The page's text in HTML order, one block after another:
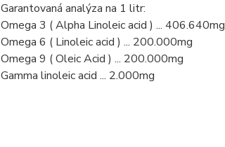
Garantovaná analýza na 1 litr:
Omega 3 ( Alpha Linoleic acid ) ... 406.640mg
Omega 6 ( Linoleic acid ) ... 200.000mg
Omega 9 ( Oleic Acid ) ... 200.000mg
Gamma linoleic acid ... 2.000mg